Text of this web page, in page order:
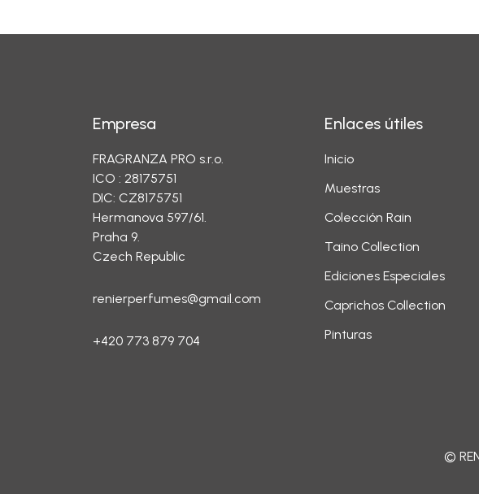
Empresa
FRAGRANZA PRO s.r.o.
ICO : 28175751
DIC: CZ8175751
Hermanova 597/61.
Praha 9.
Czech Republic
renierperfumes@gmail.com
+420 773 879 704
Enlaces útiles
Inicio
Muestras
Colección Rain
Taino Collection
Ediciones Especiales
Caprichos Collection
Pinturas
©